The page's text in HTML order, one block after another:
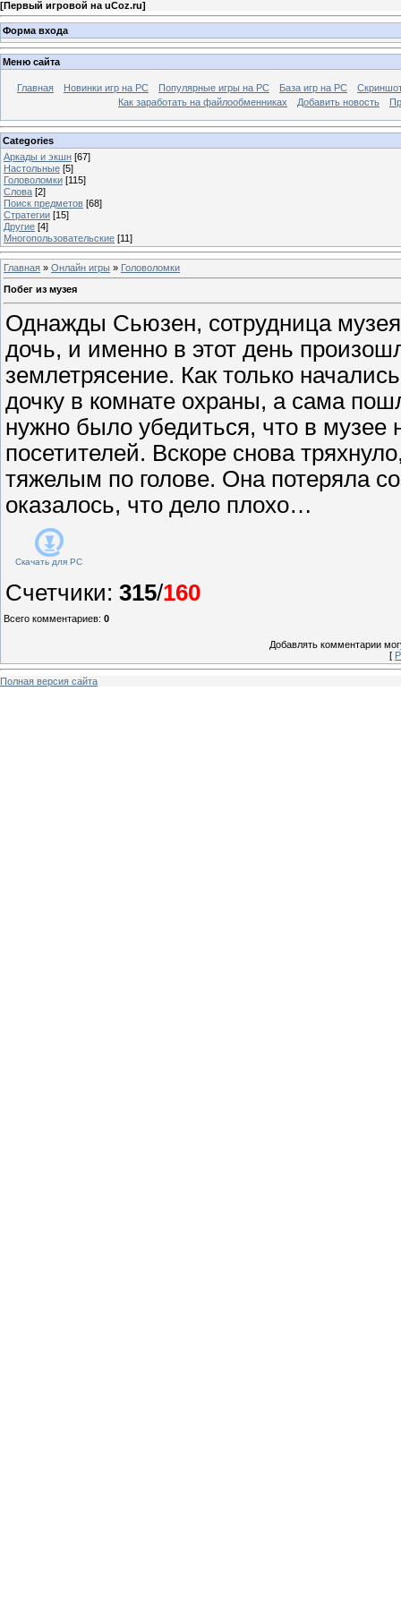
[Первый игровой на uCoz.ru]
Форма входа
Меню сайта
Главная Новинки игр на PC Популярные игры на PC База игр на РС
Как заработать на файлообменниках
Добавить новость
Categories
Аркады и экшн [67]
Настольные [5]
Головоломки [115]
Слова [2]
Поиск предметов [68]
Стратегии [15]
Другие [4]
Многопользовательские [11]
Главная » Онлайн игры » Головоломки
Побег из музея
Однажды Сьюзен, сотрудница
дочь, и именно в этот день
землетрясение. Как только
дочку в комнате охраны, а сама
нужно было убедиться, что в музее
посетителей. Вскоре снова
тяжелым по голове. Она потеряла
оказалось, что дело плохо…
Скачать для PC
Счетчики: 315/160
Всего комментариев: 0
Добавлять комментарии
[
Полная версия сайта